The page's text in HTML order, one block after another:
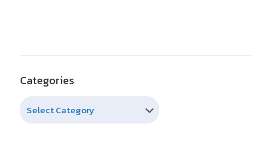
Categories